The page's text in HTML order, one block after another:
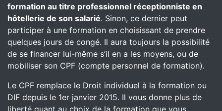
formation au titre professionnel réceptionniste en
hôtellerie de son salarié. Sinon, ce dernier peut
participer à une formation en choisissant de prendre
quelques jours de congé. Il aura toujours la possibilité
de se financer lui-même s’il en a les moyens, ou de
mobiliser son CPF (compte personnel de formation).
Le CPF remplace le Droit individuel à la formation ou
DIF depuis le 1er janvier 2015. Il vous donne plus de
liberté quant au choix de la formation que vous